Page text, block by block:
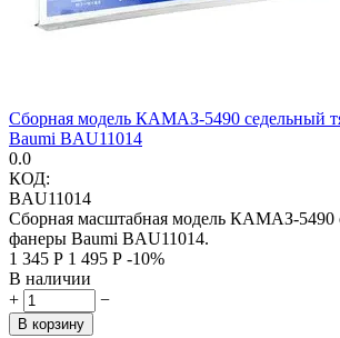
Сборная модель КАМАЗ-5490 седельный
Baumi BAU11014
0.0
КОД:
BAU11014
Сборная масштабная модель КАМАЗ-5490
фанеры Baumi BAU11014.
1 345 Р 1 495 Р -10%
В наличии
+
−
В корзину